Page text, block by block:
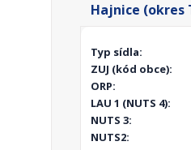
Hajnice (okres
Typ sídla:
ZUJ (kód obce):
ORP:
LAU 1 (NUTS 4):
NUTS 3:
NUTS2: